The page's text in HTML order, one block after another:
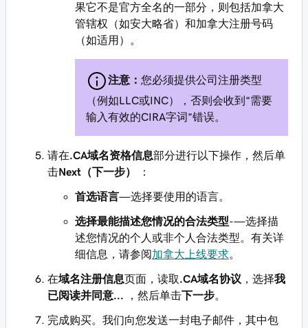
果它不是官方全名的一部分，则包括加拿大
管辖权（如安大略省）和加拿大注册号码
（如适用）。
注意： 您必须提供公司注册类型
（例如LLC或INC），否则会收到“需要
输入有效的CIRA字词”错误。
请在.CA域名资格信息部分进行以下操作，然后单
击Next（下一步） ：
首选语言—选择要使用的语言。
选择最能描述您情况的合法类型-—选择描
述您情况的个人或非个人合法类型。有关详
细信息，请参阅加拿大上线要求
在域名注册信息页面，读取 .CA域名协议 ，选择我
已阅读并同意...
，然后单击下一步
完成购买。我们向您发送一封电子邮件，其中包